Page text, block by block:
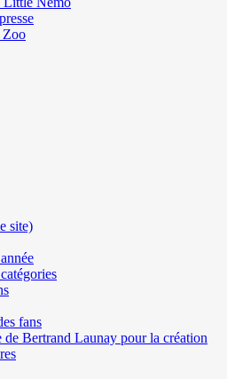
Zoo
site)
fans
de Bertrand Launay pour la création